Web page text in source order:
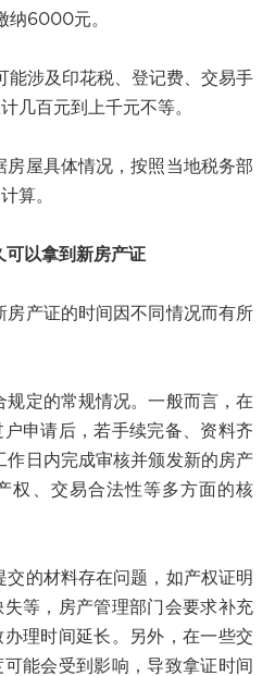
纳6000元。
及印花税、登记费、交易手
几百元到上千元不等。
具体情况，按照当地税务部
算。
可以拿到新房产证
产证的时间因不同情况而有所
的常规情况。一般而言，在
申请后，若手续完备、资料齐
日内完成审核并颁发新的房产
权、交易合法性等多方面的核
材料存在问题，如产权证明
等，房产管理部门会要求补充
理时间延长。另外，在一些交
能会受到影响，导致拿证时间